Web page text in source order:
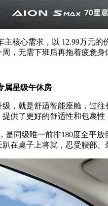
核心需求，以 12.99万元
，无需下班后再拖着疲惫
属星级午休房
，就是舒适智能座舱，过
供了更好的舒适性和包裹
是同级唯一前排180度全平
在桌子上将就，忍受腰部